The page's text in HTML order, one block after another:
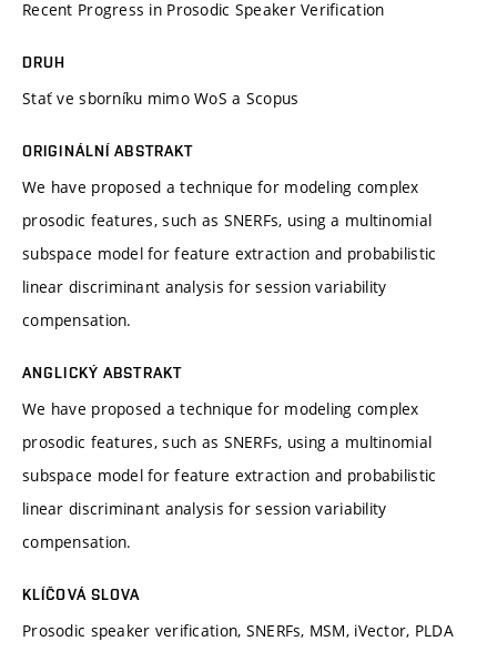
Recent Progress in Prosodic Speaker Verification
DRUH
Stať ve sborníku mimo WoS a Scopus
ORIGINÁLNÍ ABSTRAKT
We have proposed a technique for modeling complex
prosodic features, such as SNERFs, using a multinomial
subspace model for feature extraction and probabilistic
linear discriminant analysis for session variability
compensation.
ANGLICKÝ ABSTRAKT
We have proposed a technique for modeling complex
prosodic features, such as SNERFs, using a multinomial
subspace model for feature extraction and probabilistic
linear discriminant analysis for session variability
compensation.
KLÍČOVÁ SLOVA
Prosodic speaker verification, SNERFs, MSM, iVector, PLDA